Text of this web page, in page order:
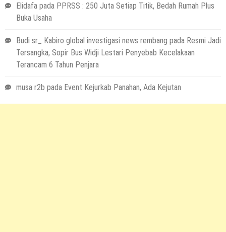
Elidafa pada PPRSS : 250 Juta Setiap Titik, Bedah Rumah Plus
Buka Usaha
Budi sr_ Kabiro global investigasi news rembang pada Resmi Jadi
Tersangka, Sopir Bus Widji Lestari Penyebab Kecelakaan
Terancam 6 Tahun Penjara
musa r2b pada Event Kejurkab Panahan, Ada Kejutan